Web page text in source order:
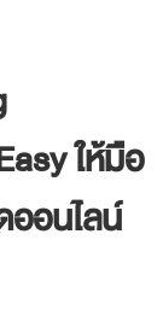
ให้มือ
ออนไลน์